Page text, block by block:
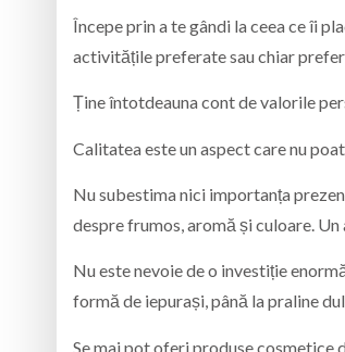
Începe prin a te gândi la ceea ce îi
activitățile preferate sau chiar
Ține întotdeauna cont de valorile
Calitatea este un aspect care nu
Nu subestima nici importanța
despre frumos, aromă și culoare.
Nu este nevoie de o investiție
formă de iepurași, până la praline
Se mai pot oferi produse cosmetice